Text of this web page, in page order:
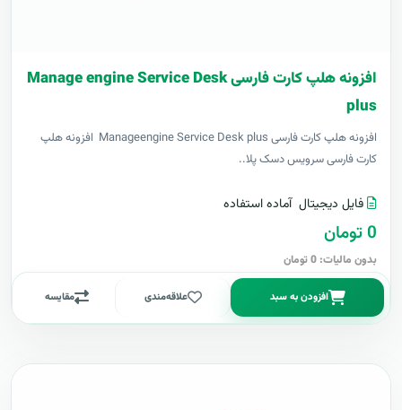
افزونه هلپ کارت فارسی Manage engine Service Desk
plus
افزونه هلپ کارت فارسی Manageengine Service Desk plus افزونه هلپ
کارت فارسی سرویس دسک پلا..
فایل دیجیتال آماده استفاده
0 تومان
بدون مالیات: 0 تومان
افزودن به سبد علاقه‌مندی مقایسه